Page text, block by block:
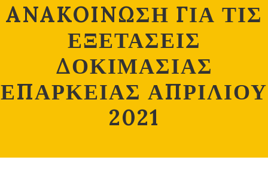
ANAKOINΩΣΗ ΓΙΑ ΤΙΣ
ΕΞΕΤΑΣΕΙΣ
ΔΟΚΙΜΑΣΙΑΣ
ΕΠΑΡΚΕΙΑΣ ΑΠΡΙΛΙΟΥ
2021